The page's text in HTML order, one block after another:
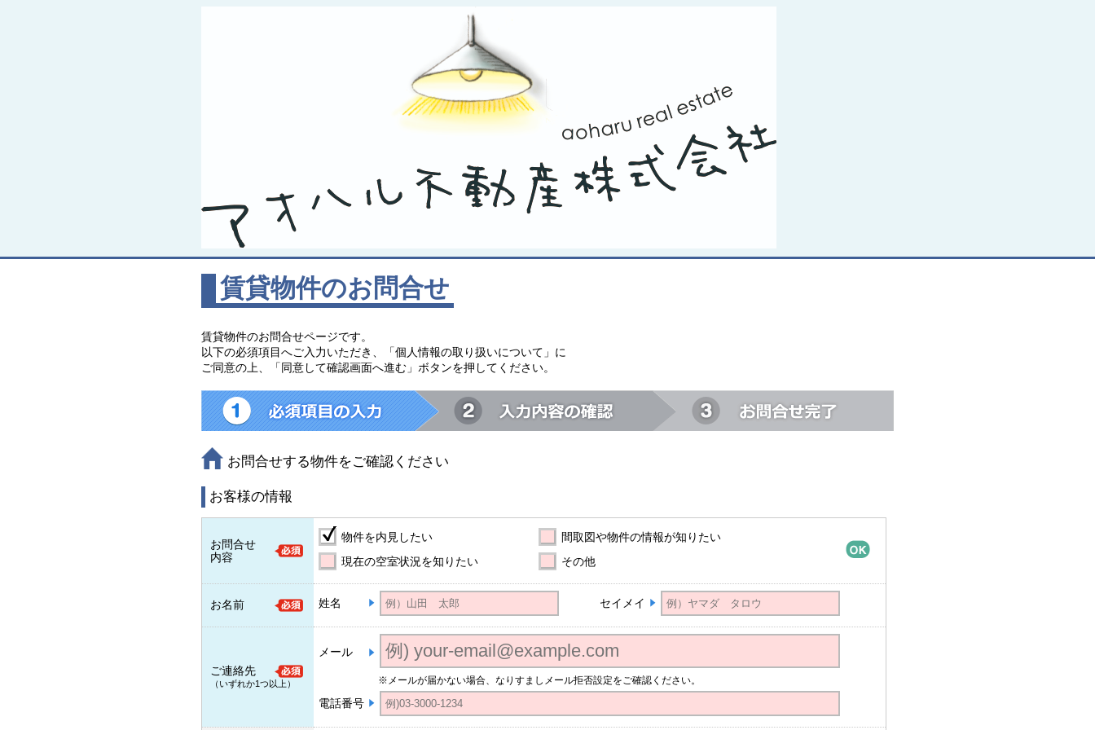
賃貸物件のお問合せ
賃貸物件のお問合せページです。
以下の必須項目へご入力いただき、「個人情報の取り扱いについて」に
ご同意の上、「同意して確認画面へ進む」ボタンを押してください。
お問合せする物件をご確認ください
お客様の情報
お問合せ
内容
物件を内見したい
間取図や物件の情報が知りたい
現在の空室状況を知りたい
その他
お名前 姓名 セイメイ
ご連絡先
（いずれか1つ以上）
メール
※メールが届かない場合、なりすましメール拒否設定をご確認ください。
電話番号